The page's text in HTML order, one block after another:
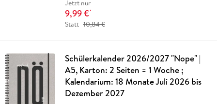
Jetzt nur
9,99 €*
Statt 10,84 €
Schülerkalender 2026/2027 "Nope" |
A5, Karton: 2 Seiten = 1 Woche ;
Kalendarium: 18 Monate Juli 2026 bis
Dezember 2027